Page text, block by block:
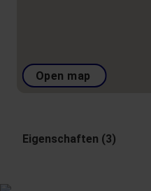
Open map
Eigenschaften (3)